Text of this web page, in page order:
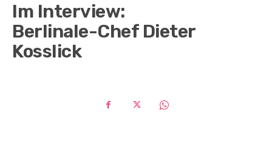
Im Interview:
Berlinale-Chef Dieter
Kosslick